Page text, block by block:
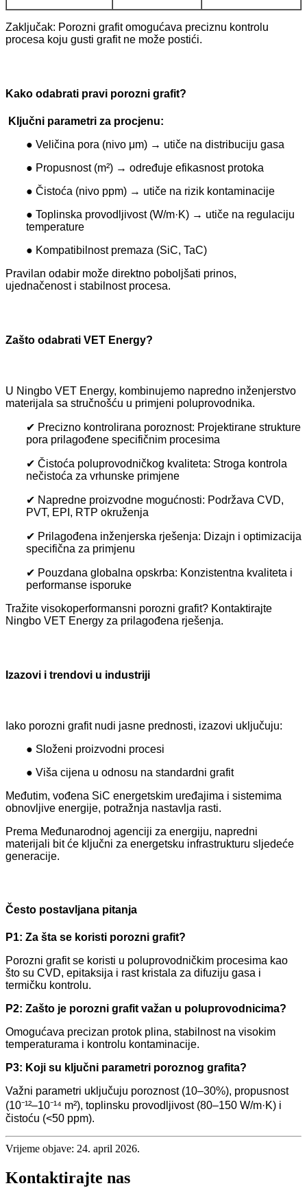
Zaključak: Porozni grafit omogućava preciznu kontrolu
procesa koju gusti grafit ne može postići.
Kako odabrati pravi porozni grafit?
Ključni parametri za procjenu:
● Veličina pora (nivo μm) → utiče na distribuciju gasa
● Propusnost (m²) → određuje efikasnost protoka
● Čistoća (nivo ppm) → utiče na rizik kontaminacije
● Toplinska provodljivost (W/m·K) → utiče na regulaciju
temperature
● Kompatibilnost premaza (SiC, TaC)
Pravilan odabir može direktno poboljšati prinos,
ujednačenost i stabilnost procesa.
Zašto odabrati VET Energy?
U Ningbo VET Energy, kombinujemo napredno inženjerstvo
materijala sa stručnošću u primjeni poluprovodnika.
✔ Precizno kontrolirana poroznost: Projektirane strukture
pora prilagođene specifičnim procesima
✔ Čistoća poluprovodničkog kvaliteta: Stroga kontrola
nečistoća za vrhunske primjene
✔ Napredne proizvodne mogućnosti: Podržava CVD,
PVT, EPI, RTP okruženja
✔ Prilagođena inženjerska rješenja: Dizajn i optimizacija
specifična za primjenu
✔ Pouzdana globalna opskrba: Konzistentna kvaliteta i
performanse isporuke
Tražite visokoperformansni porozni grafit? Kontaktirajte
Ningbo VET Energy za prilagođena rješenja.
Izazovi i trendovi u industriji
Iako porozni grafit nudi jasne prednosti, izazovi uključuju:
● Složeni proizvodni procesi
● Viša cijena u odnosu na standardni grafit
Međutim, vođena SiC energetskim uređajima i sistemima
obnovljive energije, potražnja nastavlja rasti.
Prema Međunarodnoj agenciji za energiju, napredni
materijali bit će ključni za energetsku infrastrukturu sljedeće
generacije.
Često postavljana pitanja
P1: Za šta se koristi porozni grafit?
Porozni grafit se koristi u poluprovodničkim procesima kao
što su CVD, epitaksija i rast kristala za difuziju gasa i
termičku kontrolu.
P2: Zašto je porozni grafit važan u poluprovodnicima?
Omogućava precizan protok plina, stabilnost na visokim
temperaturama i kontrolu kontaminacije.
P3: Koji su ključni parametri poroznog grafita?
Važni parametri uključuju poroznost (10–30%), propusnost
(10⁻¹²–10⁻¹⁴ m²), toplinsku provodljivost (80–150 W/m·K) i
čistoću (<50 ppm).
Vrijeme objave: 24. april 2026.
Kontaktirajte nas